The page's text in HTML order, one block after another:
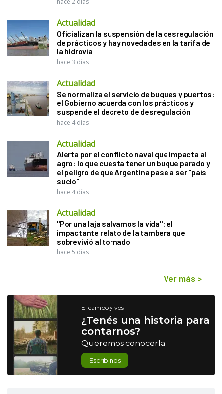
hace 2 días
Actualidad
Oficializan la suspensión de la desregulación
de prácticos y hay novedades en la tarifa de
la hidrovía
hace 3 días
Actualidad
Se normaliza el servicio de buques y puertos:
el Gobierno acuerda con los prácticos y
suspende el decreto de desregulación
hace 4 días
Actualidad
Alerta por el conflicto naval que impacta al
agro: lo que cuesta tener un buque parado y
el peligro de que Argentina pase a ser "país
sucio"
hace 4 días
Actualidad
"Por una laja salvamos la vida": el
impactante relato de la tambera que
sobrevivió al tornado
hace 5 días
Ver más >
El campo y vos
¿Tenés una historia para
contarnos?
Queremos conocerla
Escribinos